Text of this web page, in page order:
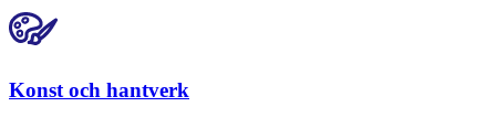
Konst och hantverk